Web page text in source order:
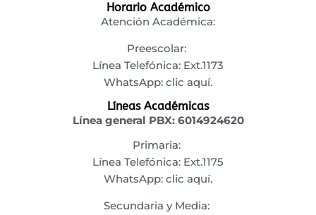
Horario Académico
Atención Académica:
Preescolar:
Línea Telefónica: Ext.1173
WhatsApp: clic aquí.
Líneas Académicas
Línea general PBX: 6014924620
Primaria:
Línea Telefónica: Ext.1175
WhatsApp: clic aquí.
Secundaria y Media: